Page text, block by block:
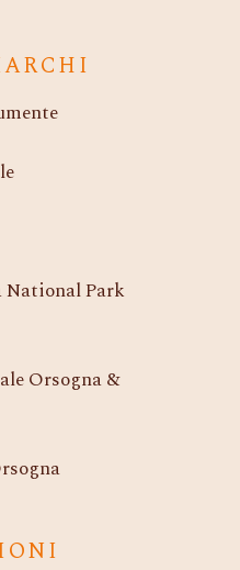
National Park
Orsogna &